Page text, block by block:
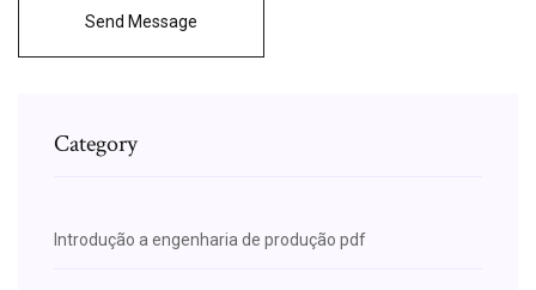
Send Message
Category
Introdução a engenharia de produção pdf